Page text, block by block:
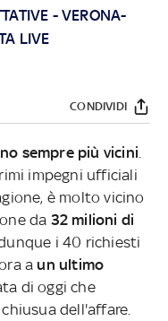
-VERONA-
LIVE
CONDIVIDI
sempre più vicini
impegni ufficiali
è molto vicino
da 32 milioni di
i 40 richiesti
aun ultimo
di oggi che
dell'affare.